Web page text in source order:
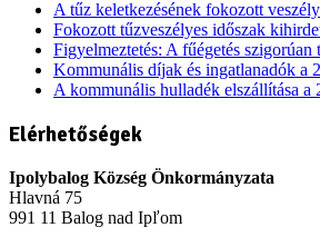
A tűz keletkezésének fokozott
Fokozott tűzveszélyes időszak
Figyelmeztetés: A fűégetés szigorúan
Kommunális díjak és ingatlanadók a
A kommunális hulladék elszállítása a
Elérhetőségek
Ipolybalog Község Önkormányzata
Hlavná 75
991 11 Balog nad Ipľom